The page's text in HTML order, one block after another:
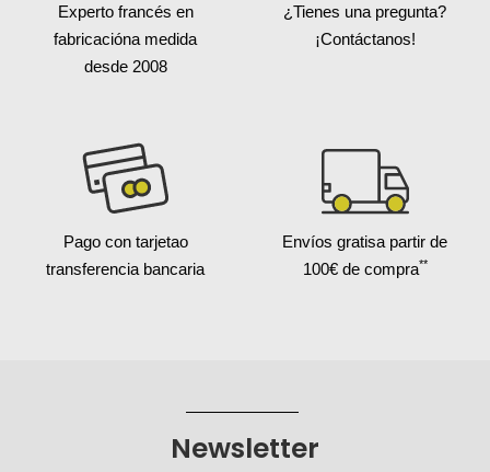
Experto francés en
fabricacióna medida
desde 2008
¿Tienes una pregunta?
¡Contáctanos!
Pago con tarjetao
transferencia bancaria
Envíos gratisa partir de
100€ de compra**
Newsletter